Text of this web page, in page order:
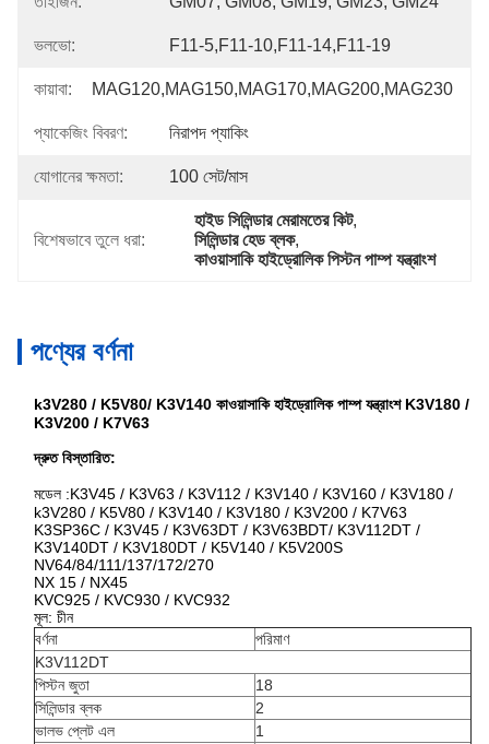
ভলভো: F11-5,F11-10,F11-14,F11-19
কায়াবা: MAG120,MAG150,MAG170,MAG200,MAG230
প্যাকেজিং বিবরণ: নিরাপদ প্যাকিং
যোগানের ক্ষমতা: 100 সেট/মাস
বিশেষভাবে তুলে ধরা:
হাইড সিলিন্ডার মেরামতের কিট,
সিলিন্ডার হেড ব্লক,
কাওয়াসাকি হাইড্রোলিক পিস্টন পাম্প যন্ত্রাংশ
পণ্যের বর্ণনা
k3V280 / K5V80/ K3V140 কাওয়াসাকি হাইড্রোলিক পাম্প যন্ত্রাংশ K3V180 /
K3V200 / K7V63
দ্রুত বিস্তারিত:
মডেল :K3V45 / K3V63 / K3V112 / K3V140 / K3V160 / K3V180 /
k3V280 / K5V80 / K3V140 / K3V180 / K3V200 / K7V63
K3SP36C / K3V45 / K3V63DT / K3V63BDT/ K3V112DT /
K3V140DT / K3V180DT / K5V140 / K5V200S
NV64/84/111/137/172/270
NX 15 / NX45
KVC925 / KVC930 / KVC932
মূল: চীন
বর্ণনা
পরিমাণ
K3V112DT
পিস্টন জুতা
18
সিলিন্ডার ব্লক
2
ভালভ প্লেট এল
1